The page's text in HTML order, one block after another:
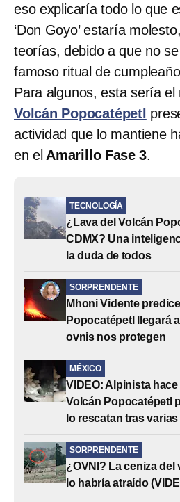
eso explicaría todo lo que
‘Don Goyo’ estaría
teorías, debido a que no
famoso ritual de
Para algunos, esta sería el
Volcán Popocatépetl
actividad que lo mantiene
en el Amarillo Fase 3.
TECNOLOGÍA
¿Lava del Volcán
CDMX? Una
la duda de todos
SORPRENDENTE
Mhoni Vidente
Popocatépetl llegará
ovnis nos protegen
MÉXICO
VIDEO: Alpinista
Volcán Popocatépetl
lo rescatan tras
SORPRENDENTE
¿OVNI? La ceniza
lo habría atraído